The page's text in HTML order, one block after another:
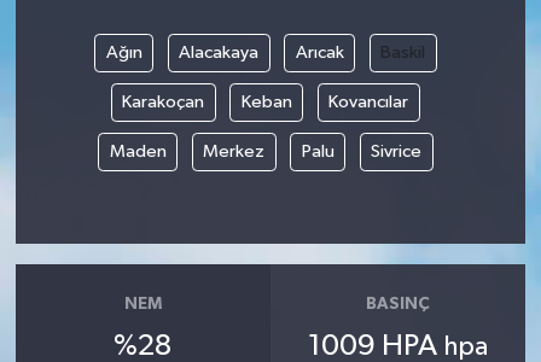
Ağın Alacakaya Arıcak Baskil
Karakoçan Keban Kovancılar
Maden Merkez Palu Sivrice
NEM
%28
BASINÇ
1009 HPA hpa